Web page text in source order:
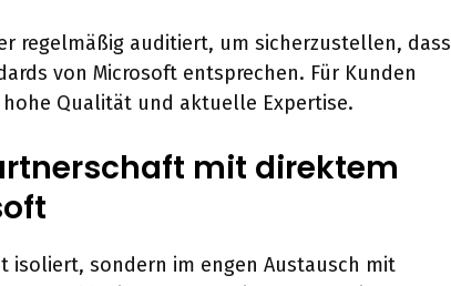
regelmäßig auditiert, um sicherzustellen, dass
von Microsoft entsprechen. Für Kunden
Qualität und aktuelle Expertise.
mit direktem
isoliert, sondern im engen Austausch mit